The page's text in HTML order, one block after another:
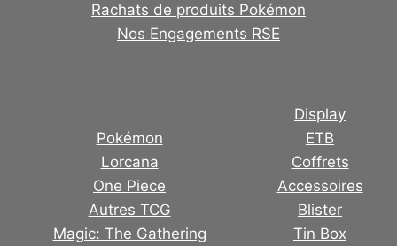
Rachats de produits Pokémon
Nos Engagements RSE
Pokémon
Lorcana
One Piece
Autres TCG
Magic: The Gathering
Display
ETB
Coffrets
Accessoires
Blister
Tin Box